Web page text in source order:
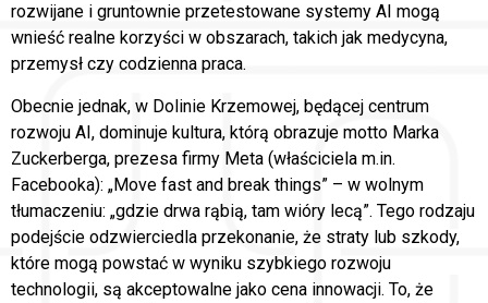
rozwijane i gruntownie przetestowane systemy AI mogą
wnieść realne korzyści w obszarach, takich jak medycyna,
przemysł czy codzienna praca.
Obecnie jednak, w Dolinie Krzemowej, będącej centrum
rozwoju AI, dominuje kultura, którą obrazuje motto Marka
Zuckerberga, prezesa firmy Meta (właściciela m.in.
Facebooka): „Move fast and break things” – w wolnym
tłumaczeniu: „gdzie drwa rąbią, tam wióry lecą”. Tego rodzaju
podejście odzwierciedla przekonanie, że straty lub szkody,
które mogą powstać w wyniku szybkiego rozwoju
technologii, są akceptowalne jako cena innowacji. To, że